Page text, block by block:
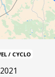
/ CYCLO